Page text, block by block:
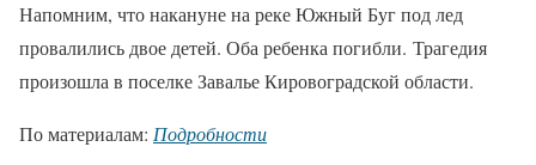
Напомним, что накануне на реке Южный Буг под лед
провалились двое детей. Оба ребенка погибли. Трагедия
произошла в поселке Завалье Кировоградской области.
По материалам: Подробности